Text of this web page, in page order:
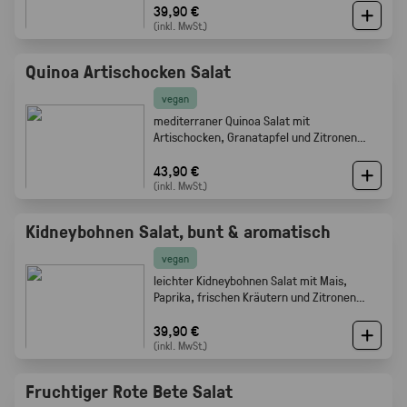
Beilage · Gabelfood
39,90 €
(inkl. MwSt.)
Quinoa Artischocken Salat
vegan
mediterraner Quinoa Salat mit
Artischocken, Granatapfel und Zitronen
Gabelfood
43,90 €
(inkl. MwSt.)
Kidneybohnen Salat, bunt & aromatisch
vegan
leichter Kidneybohnen Salat mit Mais,
Paprika, frischen Kräutern und Zitronen
39,90 €
(inkl. MwSt.)
Fruchtiger Rote Bete Salat